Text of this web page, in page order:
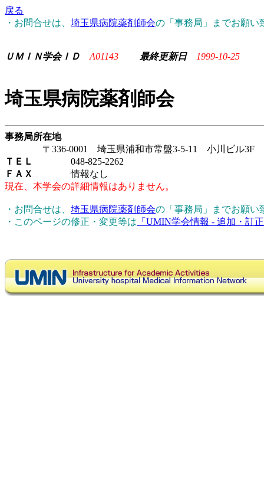
戻る
・お問合せは、 埼玉県病院薬剤師会の「事務局」までお願い
ＵＭＩＮ学会ＩＤ A01143 最終更新日 1999-10-25
埼玉県病院薬剤師会
事務局所在地
〒336-0001 埼玉県浦和市常盤3-5-11 小川ビル3F
ＴＥＬ
048-825-2262
ＦＡＸ
情報なし
現在、本学会の詳細情報はありません。
・お問合せは、 埼玉県病院薬剤師会の「事務局」までお願い
・このページの修正・変更等は 「UMIN学会情報 - 追加・訂